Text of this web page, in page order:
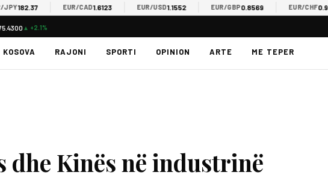
182.37 EUR/CAD1.6123 EUR/USD1.1552 EUR/GBP0.8569 EUR/CHF0.9342
▲ +2.1%
KOSOVA RAJONI SPORTI OPINION ARTE ME TEPER
dhe Kinës në industrinë